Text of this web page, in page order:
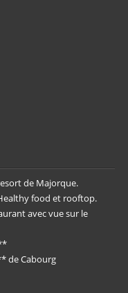
de Majorque.
food et rooftop.
avec vue sur le
de Cabourg